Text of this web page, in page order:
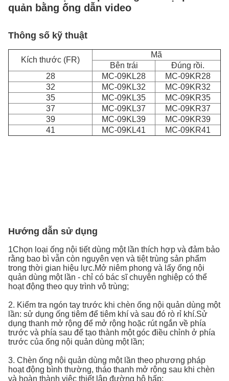
quản bằng ống dẫn video
Thông số kỹ thuật
Kích thước (FR)
Mã
Bên trái
Đúng rồi.
28
MC-09KL28
MC-09KR28
32
MC-09KL32
MC-09KR32
35
MC-09KL35
MC-09KR35
37
MC-09KL37
MC-09KR37
39
MC-09KL39
MC-09KR39
41
MC-09KL41 MC-09KR41
Hướng dẫn sử dụng
1Chọn loại ống nội tiết dùng một lần thích hợp và đảm bảo
rằng bao bì vẫn còn nguyên vẹn và tiệt trùng sản phẩm
trong thời gian hiệu lực.Mở niêm phong và lấy ống nội
quản dùng một lần - chỉ có bác sĩ chuyên nghiệp có thể
hoạt động theo quy trình vô trùng;
2. Kiểm tra ngón tay trước khi chèn ống nội quản dùng một
lần: sử dụng ống tiêm để tiêm khí và sau đó rò rỉ khí.Sử
dụng thanh mở rộng để mở rộng hoặc rút ngắn về phía
trước và phía sau để tạo thành một góc điều chỉnh ở phía
trước của ống nội quản dùng một lần;
3. Chèn ống nội quản dùng một lần theo phương pháp
hoạt động bình thường, tháo thanh mở rộng sau khi chèn
và hoàn thành việc thiết lập đường hô hấp;